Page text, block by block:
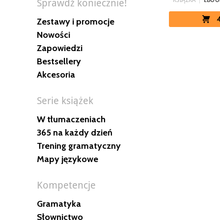
Sprawdź koniecznie!
Zestawy i promocje
Nowości
Zapowiedzi
Bestsellery
Akcesoria
Serie książek
W tłumaczeniach
365 na każdy dzień
Trening gramatyczny
Mapy językowe
Kompetencje
Gramatyka
Słownictwo